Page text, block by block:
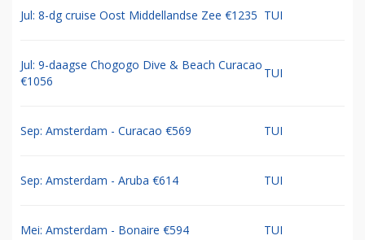
Jul: 8-dg cruise Oost Middellandse Zee €1235 TUI
Jul: 9-daagse Chogogo Dive & Beach Curacao
€1056
TUI
Sep: Amsterdam - Curacao €569 TUI
Sep: Amsterdam - Aruba €614 TUI
Mei: Amsterdam - Bonaire €594 TUI